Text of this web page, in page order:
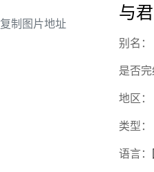
复制图片地址
与
别名：
是否
地区：
类型：
语言：